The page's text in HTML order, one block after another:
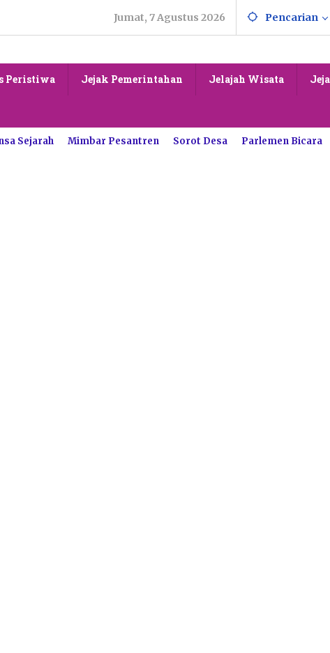
Jumat, 7 Agustus 2026 Pencarian
Peristiwa Jejak Pemerintahan Jelajah Wisata
Sejarah Mimbar Pesantren Sorot Desa Parlemen Bicara